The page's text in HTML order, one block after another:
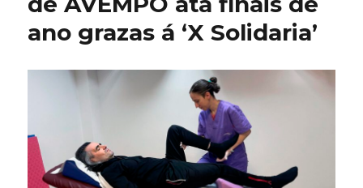
ano grazas á ‘X Solidaria’